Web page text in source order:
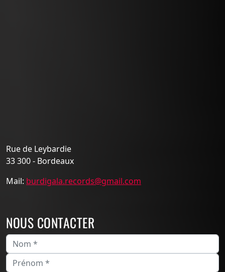
Rue de Leybardie
33 300 - Bordeaux
Mail: burdigala.records@gmail.com
NOUS CONTACTER